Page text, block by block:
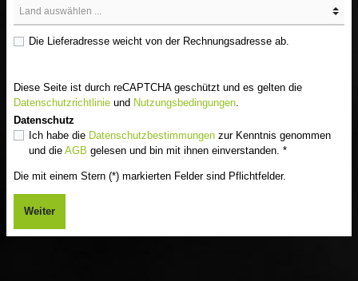
Die Lieferadresse weicht von der Rechnungsadresse ab.
Diese Seite ist durch reCAPTCHA geschützt und es gelten die
Datenschutzrichtlinie und Nutzungsbedingungen
Datenschutz
Ich habe die Datenschutzbestimmungen zur Kenntnis genommen
und dieAGB gelesen und bin mit ihnen einverstanden. *
Die mit einem Stern (*) markierten Felder sind Pflichtfelder.
Weiter